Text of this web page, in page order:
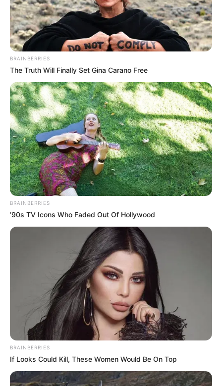
BRAINBERRIES
The Truth Will Finally Set Gina Carano Free
BRAINBERRIES
’90s TV Icons Who Faded Out Of Hollywood
BRAINBERRIES
If Looks Could Kill, These Women Would Be On Top